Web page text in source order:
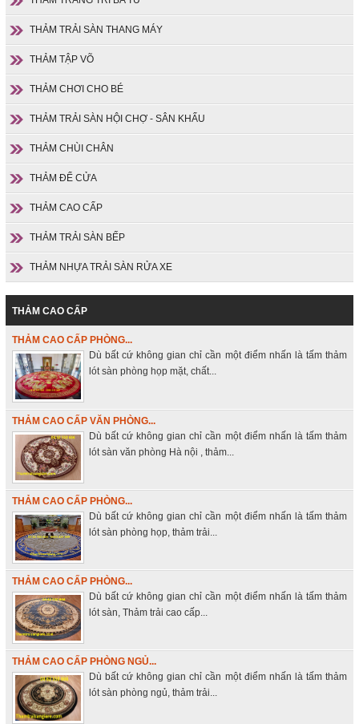
THẢM TRẢI SÀN THANG MÁY
THẢM TẬP VÕ
THẢM CHƠI CHO BÉ
THẢM TRẢI SÀN HỘI CHỢ - SÂN KHẤU
THẢM CHÙI CHÂN
THẢM ĐỂ CỬA
THẢM CAO CẤP
THẢM TRẢI SÀN BẾP
THẢM NHỰA TRẢI SÀN RỬA XE
THẢM CAO CẤP
THẢM CAO CẤP PHÒNG...
Dù bất cứ không gian chỉ cần một điểm nhấn là tấm thảm
lót sàn phòng họp mặt, chất...
THẢM CAO CẤP VĂN PHÒNG...
Dù bất cứ không gian chỉ cần một điểm nhấn là tấm thảm
lót sàn văn phòng Hà nội , thảm...
THẢM CAO CẤP PHÒNG...
Dù bất cứ không gian chỉ cần một điểm nhấn là tấm thảm
lót sàn phòng họp, thảm trải...
THẢM CAO CẤP PHÒNG...
Dù bất cứ không gian chỉ cần một điểm nhấn là tấm thảm
lót sàn, Thảm trải cao cấp...
THẢM CAO CẤP PHÒNG NGỦ...
Dù bất cứ không gian chỉ cần một điểm nhấn là tấm thảm
lót sàn phòng ngủ, thảm trải...